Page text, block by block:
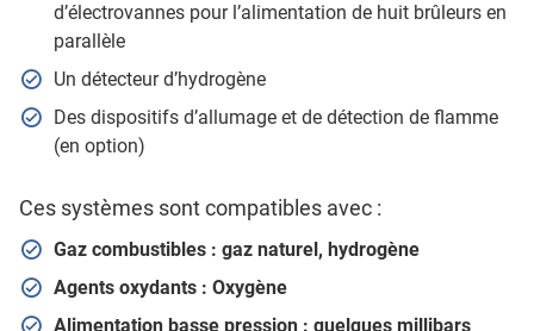
d’électrovannes pour l’alimentation de huit brûleurs en
parallèle
Un détecteur d’hydrogène
Des dispositifs d’allumage et de détection de flamme
(en option)
Ces systèmes sont compatibles avec :
Gaz combustibles : gaz naturel, hydrogène
Agents oxydants : Oxygène
Alimentation basse pression : quelques millibars